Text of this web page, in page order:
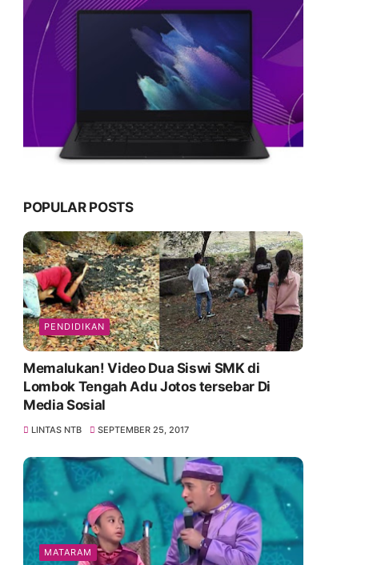
POPULAR POSTS
PENDIDIKAN
Memalukan! Video Dua Siswi SMK di
Lombok Tengah Adu Jotos tersebar Di
Media Sosial
LINTAS NTB SEPTEMBER 25, 2017
MATARAM